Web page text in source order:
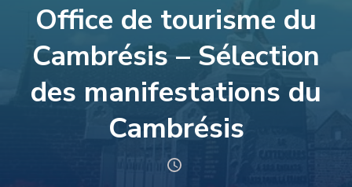
Office de tourisme du
Cambrésis – Sélection
des manifestations du
Cambrésis